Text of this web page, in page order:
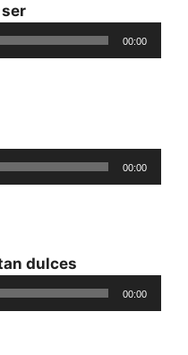
00:00
00:00
dulces
00:00